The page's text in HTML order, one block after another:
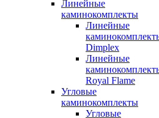
Линейные
каминокомплекты
Линейные
Dimplex
Линейные
Royal Flame
Угловые
каминокомплекты
Угловые